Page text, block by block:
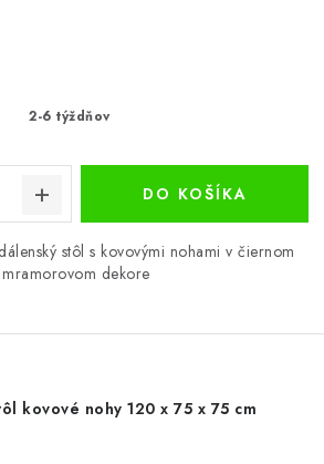
2-6 týždňov
DO KOŠÍKA
stôl s kovovými nohami v čiernom
mramorovom dekore
kovové nohy 120 x 75 x 75 cm